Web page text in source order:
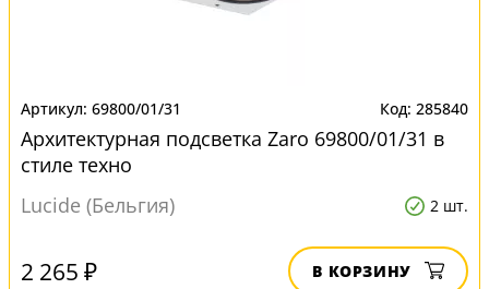
69800/01/31 285840
Архитектурная подсветка Zaro 69800/01/31 в
стиле техно
Lucide (Бельгия)
2 шт.
2 265 ₽ В КОРЗИНУ